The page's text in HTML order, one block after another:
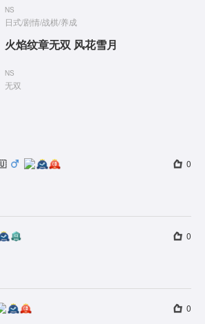
NS
日式/剧情/战棋/养成
火焰纹章无双 风花雪月
NS
无双
0
0
0